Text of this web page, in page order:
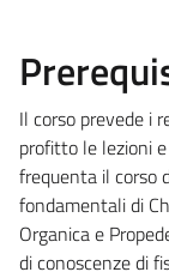
Il corso prevede i
profitto le lezioni
frequenta il corso
fondamentali di
Organica e
di conoscenze di